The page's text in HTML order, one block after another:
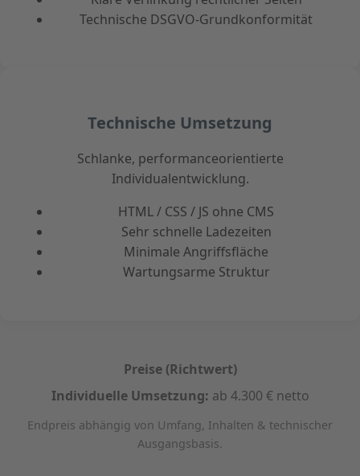
Technische DSGVO-Grundkonformität
Technische Umsetzung
Schlanke, performanceorientierte
Individualentwicklung.
HTML / CSS / JS ohne CMS
Sehr schnelle Ladezeiten
Minimale Angriffsfläche
Wartungsarme Struktur
Preise (Richtwert)
Individuelle Umsetzung: ab 4.300 € netto
Endpreis abhängig von Umfang, Inhalten & technischer
Ausgangsbasis.